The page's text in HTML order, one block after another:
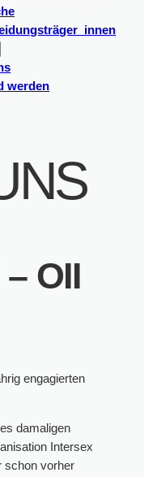
werden
OII
engagierten
damaligen
Intersex
schon vorher